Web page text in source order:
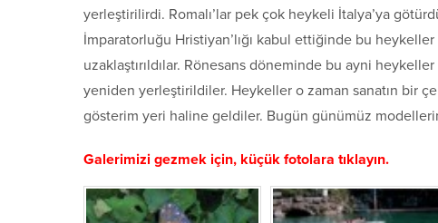
yerleştirilirdi. Romalı’lar pek çok heykeli İtalya’ya
İmparatorluğu Hristiyan’lığı kabul ettiğinde bu
uzaklaştırıldılar. Rönesans döneminde bu ayni
yeniden yerleştirildiler. Heykeller o zaman sanatın bir
gösterim yeri haline geldiler. Bugün günümüz
Galerimizi gezmek için, küçük fotolara tıklayın.